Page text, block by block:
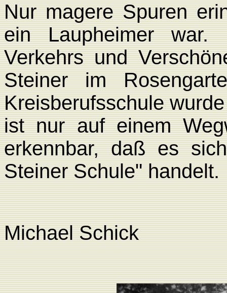
Nur magere Spuren
ein Laupheimer
Verkehrs und
Steiner im
Kreisberufsschule
ist nur auf einem
erkennbar, daß es
Steiner Schule" handelt.
Michael Schick